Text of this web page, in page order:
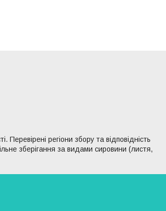
регіони збору та відповідність
зберігання за видами сировини (листя,